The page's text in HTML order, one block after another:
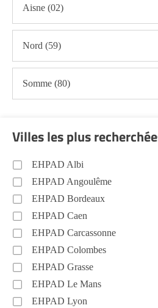
Aisne (02)
Nord (59)
Somme (80)
Villes les plus
EHPAD Albi
EHPAD Angoulême
EHPAD Bordeaux
EHPAD Caen
EHPAD Carcassonne
EHPAD Colombes
EHPAD Grasse
EHPAD Le Mans
EHPAD Lyon